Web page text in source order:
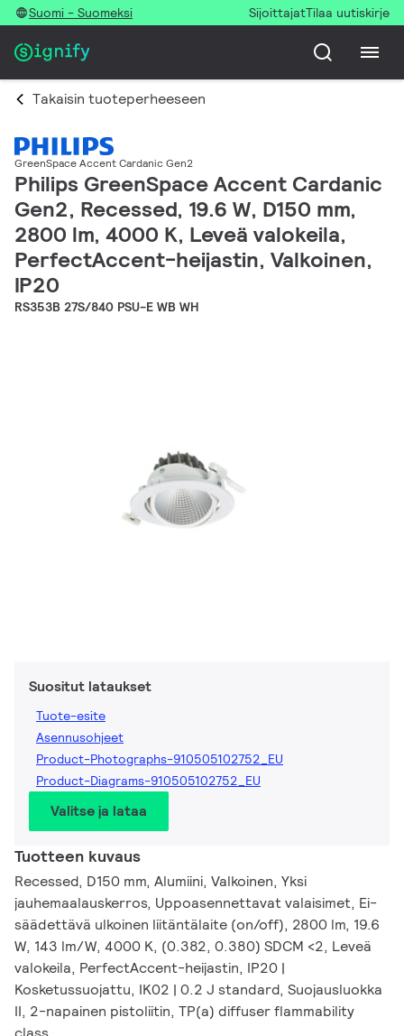
Suomi - Suomeksi SijoittajatTilaa uutiskirje
Takaisin tuoteperheeseen
GreenSpace Accent Cardanic Gen2
Philips GreenSpace Accent Cardanic
Gen2, Recessed, 19.6 W, D150 mm,
2800 lm, 4000 K, Leveä valokeila,
PerfectAccent-heijastin, Valkoinen,
IP20
RS353B 27S/840 PSU-E WB WH
Suositut lataukset
Tuote-esite
Asennusohjeet
Product-Photographs-910505102752_EU
Product-Diagrams-910505102752_EU
Valitse ja lataa
Tuotteen kuvaus
Recessed, D150 mm, Alumiini, Valkoinen, Yksi
jauhemaalauskerros, Uppoasennettavat valaisimet, Ei-
säädettävä ulkoinen liitäntälaite (on/off), 2800 lm, 19.6
W, 143 lm/W, 4000 K, (0.382, 0.380) SDCM <2, Leveä
valokeila, PerfectAccent-heijastin, IP20 |
Kosketussuojattu, IK02 | 0.2 J standard, Suojausluokka
II, 2-napainen pistoliitin, TP(a) diffuser flammability